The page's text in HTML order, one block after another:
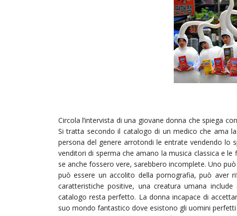
Circola l’intervista di una giovane donna che spiega
Si tratta secondo il catalogo di un medico che ama
persona del genere arrotondi le entrate vendendo lo
venditori di sperma che amano la musica classica e
se anche fossero vere, sarebbero incomplete. Uno
può essere un accolito della pornografia, può
caratteristiche positive, una creatura umana
catalogo resta perfetto. La donna incapace di
suo mondo fantastico dove esistono gli uomini